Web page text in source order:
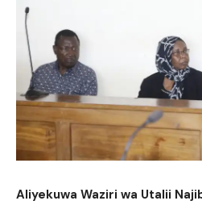
Aliyekuwa Waziri wa Utalii